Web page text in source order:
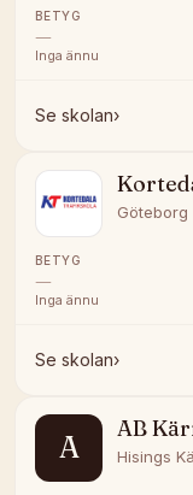
BETYG
—
Inga ännu
Se skolan›
Göteborg
BETYG
—
Inga ännu
Se skolan›
A
AB
Hisings